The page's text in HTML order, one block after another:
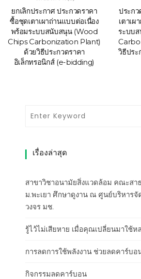
ยกเลิกประกาศ ประกวดราคา
ซื้อชุดเตาเผาถ่านแบบต่อเนื่อง
พร้อมระบบสนับสนุน (Wood
Chips Carbonization Plant)
ด้วยวิธีประกวดราคา
อิเล็กทรอนิกส์ (e-bidding)
ประก
เตาเผ
ระบบ
วิธีประ
เรื่องล่าสุด
สาขาวิชาอนามัยสิ่งแวดล้อม คณะส
ม.พะเยา ศึกษาดูงาน ณ ศูนย์บริหารจั
วงจร มช.
รู้ไว้ไม่เสียหาย เมื่อคุณเปลี่ยนมาใช้ห
การลดการใช้พลังงาน ช่วยลดคาร์บอ
กิจกรรมลดคาร์บอน